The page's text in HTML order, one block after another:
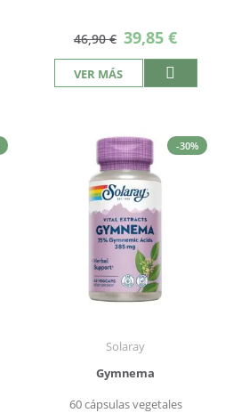
46,90 € Precio
especial
39,85 €
VER MÁS
-30%
Solaray
Gymnema
60 cápsulas vegetales